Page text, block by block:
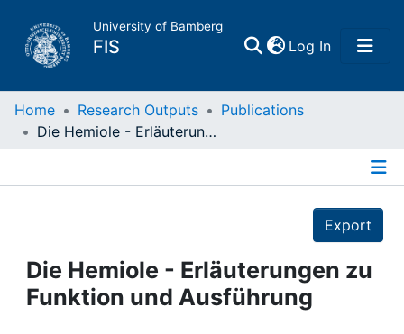
University of Bamberg
FIS Log In(current)
Home
Projects
People
Home Research Outputs
Publications
Die Hemiole - Erläuterungen zu Funktion und Ausführung
Export
Die Hemiole - Erläuterungen zu
Funktion und Ausführung